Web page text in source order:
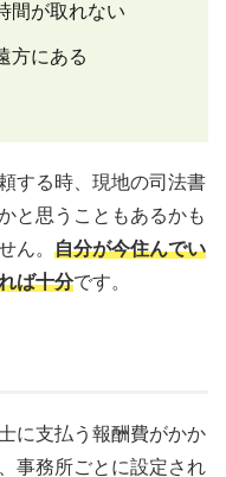
間が取れない
方にある
する時、現地の司法書
と思うこともあるかも
ん。 自分が今住んでい
ば十分です。
に支払う報酬費がかか
事務所ごとに設定され